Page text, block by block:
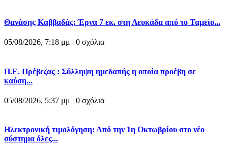
Θανάσης Καββαδάς: Έργα 7 εκ. στη Λευκάδα από το Ταμείο...
05/08/2026, 7:18 μμ | 0 σχόλια
Π.Ε. Πρέβεζας : Σύλληψη ημεδαπής η οποία προέβη σε
καύση...
05/08/2026, 5:37 μμ | 0 σχόλια
Ηλεκτρονική τιμολόγηση: Από την 1η Οκτωβρίου στο νέο
σύστημα όλες...